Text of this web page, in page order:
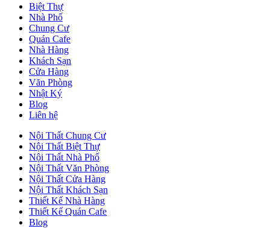
Biệt Thự
Nhà Phố
Chung Cư
Quán Cafe
Nhà Hàng
Khách Sạn
Cửa Hàng
Văn Phòng
Nhật Ký
Blog
Liên hệ
Nội Thất Chung Cư
Nội Thất Biệt Thự
Nội Thất Nhà Phố
Nội Thất Văn Phòng
Nội Thất Cửa Hàng
Nội Thất Khách Sạn
Thiết Kế Nhà Hàng
Thiết Kế Quán Cafe
Blog